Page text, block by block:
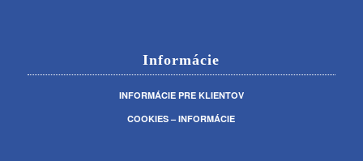
Informácie
INFORMÁCIE PRE KLIENTOV
COOKIES – INFORMÁCIE